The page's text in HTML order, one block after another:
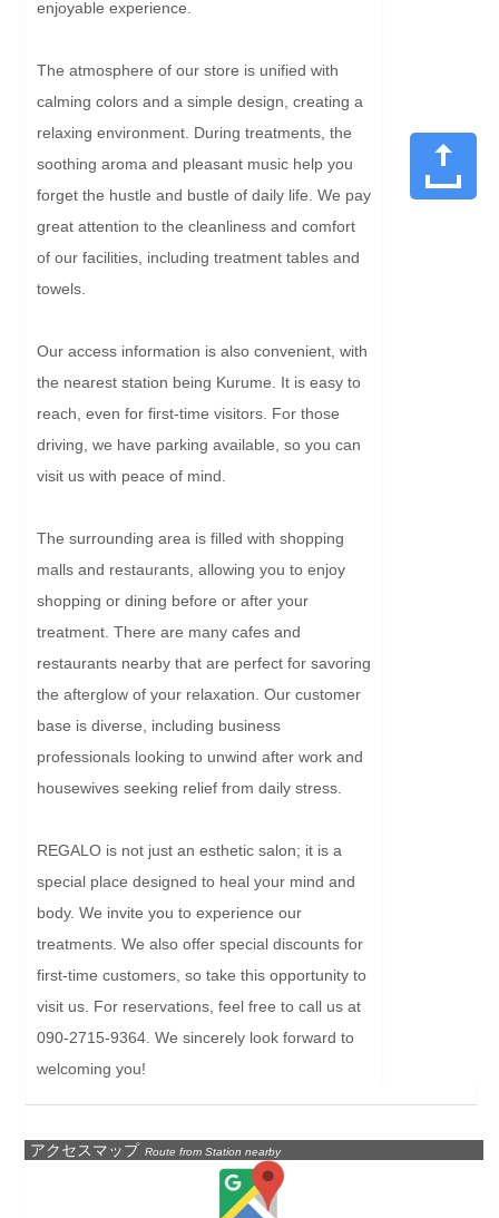
enjoyable experience.
The atmosphere of our store is unified with
calming colors and a simple design, creating a
relaxing environment. During treatments, the
soothing aroma and pleasant music help you
forget the hustle and bustle of daily life. We pay
great attention to the cleanliness and comfort
of our facilities, including treatment tables and
towels.
Our access information is also convenient, with
the nearest station being Kurume. It is easy to
reach, even for first-time visitors. For those
driving, we have parking available, so you can
visit us with peace of mind.
The surrounding area is filled with shopping
malls and restaurants, allowing you to enjoy
shopping or dining before or after your
treatment. There are many cafes and
restaurants nearby that are perfect for savoring
the afterglow of your relaxation. Our customer
base is diverse, including business
professionals looking to unwind after work and
housewives seeking relief from daily stress.
REGALO is not just an esthetic salon; it is a
special place designed to heal your mind and
body. We invite you to experience our
treatments. We also offer special discounts for
first-time customers, so take this opportunity to
visit us. For reservations, feel free to call us at
090-2715-9364. We sincerely look forward to
welcoming you!
アクセスマップ Route from Station nearby